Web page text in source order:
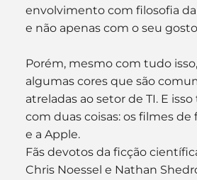
envolvimento com filosofia
e não apenas com o seu
Porém, mesmo com tudo
algumas cores que são
atreladas ao setor de TI. E
com duas coisas: os filmes de
e a Apple.
Fãs devotos da ficção
Chris Noessel e Nathan